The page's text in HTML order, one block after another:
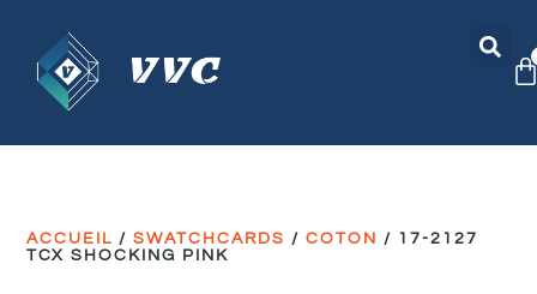
ACCUEIL /SWATCHCARDS /COTON / 17-2127
TCX SHOCKING PINK